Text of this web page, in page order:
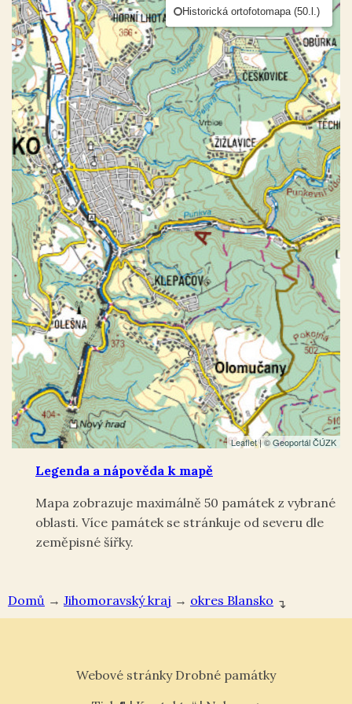
Domů → Jihomoravský kraj → okres Blansko ↴
Leaflet| ©Geoportál ČÚZK
Historická ortofotomapa (50.l.)
Legenda a nápověda k mapě
Mapa zobrazuje maximálně 50 památek z vybrané
oblasti. Více památek se stránkuje od severu dle
zeměpisné šířky.
Webové stránky Drobné památky